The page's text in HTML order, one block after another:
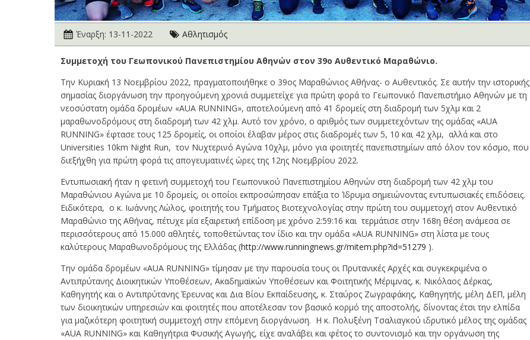
Έναρξη: 13-11-2022 Αθλητισμός
Συμμετοχή του Γεωπονικού Πανεπιστημίου Αθηνών στον 39ο Αυθεντικό Μαραθώνιο.
Την Κυριακή 13 Νοεμβρίου 2022, πραγματοποιήθηκε ο 39ος Μαραθώνιος Αθήνας- ο Αυθεντικός. Σε αυτήν την ιστορικής
σημασίας διοργάνωση την προηγούμενη χρονιά συμμετείχε για πρώτη φορά το Γεωπονικό Πανεπιστήμιο Αθηνών με τη
νεοσύστατη ομάδα δρομέων «AUA RUNNING», αποτελούμενη από 41 δρομείς στη διαδρομή των 5χλμ και 2
μαραθωνοδρόμους στη διαδρομή των 42 χλμ. Αυτό τον χρόνο, ο αριθμός των συμμετεχόντων της ομάδας «AUA
RUNNING» έφτασε τους 125 δρομείς, οι οποίοι έλαβαν μέρος στις διαδρομές των 5, 10 και 42 χλμ, αλλά και στο
Universities 10km Night Run, τον Νυχτερινό Αγώνα 10χλμ, μόνο για φοιτητές πανεπιστημίων από όλον τον κόσμο, που
διεξήχθη για πρώτη φορά τις απογευματινές ώρες της 12ης Νοεμβρίου 2022.
Εντυπωσιακή ήταν η φετινή συμμετοχή του Γεωπονικού Πανεπιστημίου Αθηνών στη διαδρομή των 42 χλμ του
Μαραθώνιου Αγώνα με 10 δρομείς, οι οποίοι εκπροσώπησαν επάξια το Ίδρυμα σημειώνοντας εντυπωσιακές επιδόσεις.
Ειδικότερα, ο κ. Ιωάννης Λώλος, φοιτητής του Τμήματος Βιοτεχνολογίας στην πρώτη του συμμετοχή στον Αυθεντικό
Μαραθώνιο της Αθήνας, πέτυχε μία εξαιρετική επίδοση με χρόνο 2:59:16 και τερμάτισε στην 168η θέση ανάμεσα σε
περισσότερους από 15.000 αθλητές, τοποθετώντας τον ίδιο και την ομάδα «AUA RUNNING» στη λίστα με τους
καλύτερους Μαραθωνοδρόμους της Ελλάδας (http://www.runningnews.gr/mitem.php?id=51279 ).
Την ομάδα δρομέων «AUA RUNNING» τίμησαν με την παρουσία τους οι Πρυτανικές Αρχές και συγκεκριμένα ο
Αντιπρύτανης Διοικητικών Υποθέσεων, Ακαδημαϊκών Υποθέσεων και Φοιτητικής Μέριμνας, κ. Νικόλαος Δέρκας,
Καθηγητής και ο Αντιπρύτανης Έρευνας και Δια Βίου Εκπαίδευσης, κ. Σταύρος Ζωγραφάκης, Καθηγητής, μέλη ΔΕΠ, μέλη
των διοικητικών υπηρεσιών και φοιτητές που αποτέλεσαν τον βασικό κορμό της αποστολής, δίνοντας έτσι την ελπίδα
για μαζικότερη φοιτητική συμμετοχή στην επόμενη διοργάνωση. Η κ. Πολυξένη Τσαλιαγκού ιδρυτικό μέλος της ομάδας
«AUA RUNNING» και Καθηγήτρια Φυσικής Αγωγής, είχε αναλάβει και φέτος το συντονισμό και την οργάνωση της